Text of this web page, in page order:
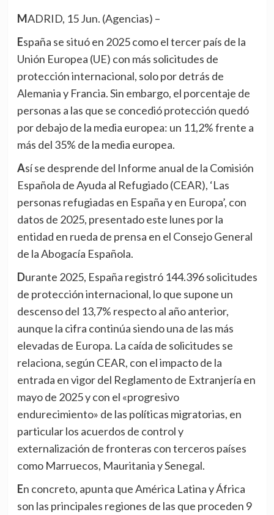
MADRID, 15 Jun. (Agencias) –
España se situó en 2025 como el tercer país de la
Unión Europea (UE) con más solicitudes de
protección internacional, solo por detrás de
Alemania y Francia. Sin embargo, el porcentaje de
personas a las que se concedió protección quedó
por debajo de la media europea: un 11,2% frente a
más del 35% de la media europea.
Así se desprende del Informe anual de la Comisión
Española de Ayuda al Refugiado (CEAR), ‘Las
personas refugiadas en España y en Europa’, con
datos de 2025, presentado este lunes por la
entidad en rueda de prensa en el Consejo General
de la Abogacía Española.
Durante 2025, España registró 144.396 solicitudes
de protección internacional, lo que supone un
descenso del 13,7% respecto al año anterior,
aunque la cifra continúa siendo una de las más
elevadas de Europa. La caída de solicitudes se
relaciona, según CEAR, con el impacto de la
entrada en vigor del Reglamento de Extranjería en
mayo de 2025 y con el «progresivo
endurecimiento» de las políticas migratorias, en
particular los acuerdos de control y
externalización de fronteras con terceros países
como Marruecos, Mauritania y Senegal.
En concreto, apunta que América Latina y África
son las principales regiones de las que proceden 9